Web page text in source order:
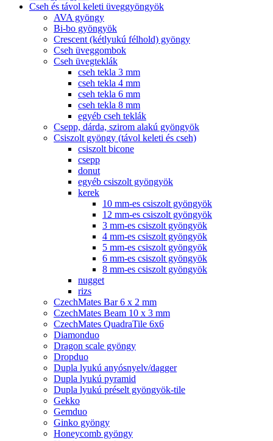
Cseh és távol keleti üveggyöngyök
AVA gyöngy
Bi-bo gyöngyök
Crescent (kétlyukú félhold) gyöngy
Cseh üveggombok
Cseh üvegteklák
cseh tekla 3 mm
cseh tekla 4 mm
cseh tekla 6 mm
cseh tekla 8 mm
egyéb cseh teklák
Csepp, dárda, szirom alakú gyöngyök
Csiszolt gyöngy (távol keleti és cseh)
csiszolt bicone
csepp
donut
egyéb csiszolt gyöngyök
kerek
10 mm-es csiszolt gyöngyök
12 mm-es csiszolt gyöngyök
3 mm-es csiszolt gyöngyök
4 mm-es csiszolt gyöngyök
5 mm-es csiszolt gyöngyök
6 mm-es csiszolt gyöngyök
8 mm-es csiszolt gyöngyök
nugget
rizs
CzechMates Bar 6 x 2 mm
CzechMates Beam 10 x 3 mm
CzechMates QuadraTile 6x6
Diamonduo
Dragon scale gyöngy
Dropduo
Dupla lyukú anyósnyelv/dagger
Dupla lyukú pyramid
Dupla lyukú préselt gyöngyök-tile
Gekko
Gemduo
Ginko gyöngy
Honeycomb gyöngy